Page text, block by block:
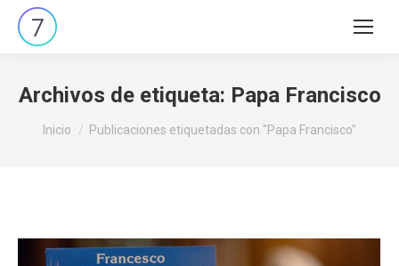
Buscar:
Archivos de etiqueta: Papa Francisco
Estás aquí:
Inicio Publicaciones etiquetadas con "Papa Francisco"